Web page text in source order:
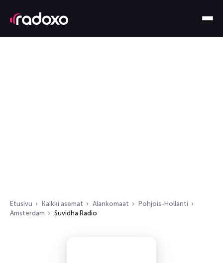
Etusivu Kaikki asemat Alankomaat
Pohjois-Hollanti
Amsterdam
Suvidha Radio